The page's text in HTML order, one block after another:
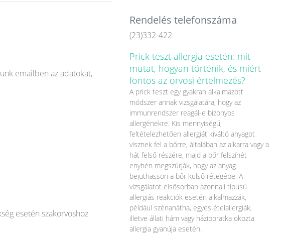
emailben az adatokat,
esetén szakorvoshoz
Rendelés telefonszáma
(23)332-422
Prick teszt allergia esetén: mit
mutat, hogyan történik, és miért
fontos az orvosi értelmezés?
A prick teszt egy gyakran alkalmazott
módszer annak vizsgálatára, hogy az
immunrendszer reagál-e bizonyos
allergénekre. Kis mennyiségű,
feltételezhetően allergiát kiváltó anyagot
visznek fel a bőrre, általában az alkarra vagy a
hát felső részére, majd a bőr felszínét
enyhén megszúrják, hogy az anyag
bejuthasson a bőr külső rétegébe. A
vizsgálatot elsősorban azonnali típusú
allergiás reakciók esetén alkalmazzák,
például szénanátha, egyes ételallergiák,
illetve állati hám vagy háziporatka okozta
allergia gyanúja esetén.